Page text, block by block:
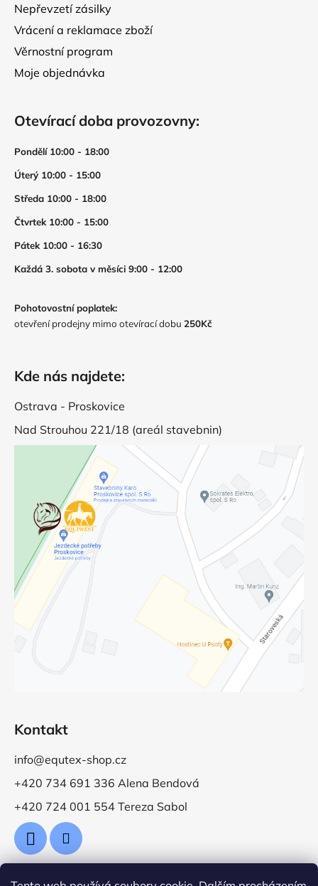
Nepřevzetí zásilky
Vrácení a reklamace zboží
Věrnostní program
Moje objednávka
Otevírací doba provozovny:
Pondělí 10:00 - 18:00
Úterý 10:00 - 15:00
Středa 10:00 - 18:00
Čtvrtek 10:00 - 15:00
Pátek 10:00 - 16:30
Každá 3. sobota v měsíci 9:00 - 12:00
Pohotovostní poplatek:
otevření prodejny mimo otevírací dobu 250Kč
Kde nás najdete:
Ostrava - Proskovice
Nad Strouhou 221/18 (areál stavebnin)
Kontakt
info@equtex-shop.cz
+420 734 691 336 Alena Bendová
+420 724 001 554 Tereza Sabol